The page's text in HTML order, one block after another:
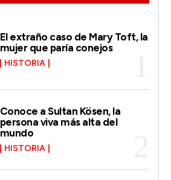
El extraño caso de Mary Toft, la
mujer que paría conejos
HISTORIA
Conoce a Sultan Kösen, la
persona viva más alta del
mundo
HISTORIA